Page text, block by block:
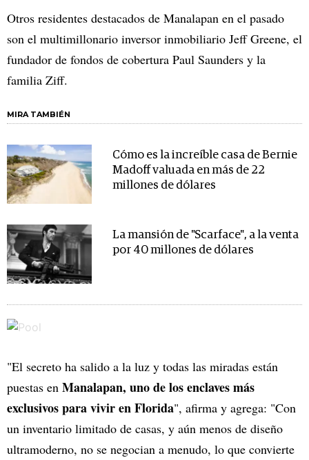
Otros residentes destacados de Manalapan en el pasado
son el multimillonario inversor inmobiliario Jeff Greene, el
fundador de fondos de cobertura Paul Saunders y la
familia Ziff.
MIRA TAMBIÉN
Cómo es la increíble casa de Bernie
Madoff valuada en más de 22
millones de dólares
La mansión de "Scarface", a la venta
por 40 millones de dólares
"El secreto ha salido a la luz y todas las miradas están
puestas en Manalapan, uno de los enclaves más
exclusivos para vivir en Florida", afirma y agrega: "Con
un inventario limitado de casas, y aún menos de diseño
ultramoderno, no se negocian a menudo, lo que convierte